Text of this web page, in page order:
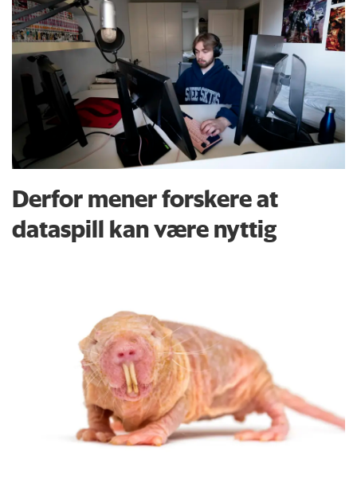
Derfor mener forskere at
dataspill kan være nyttig